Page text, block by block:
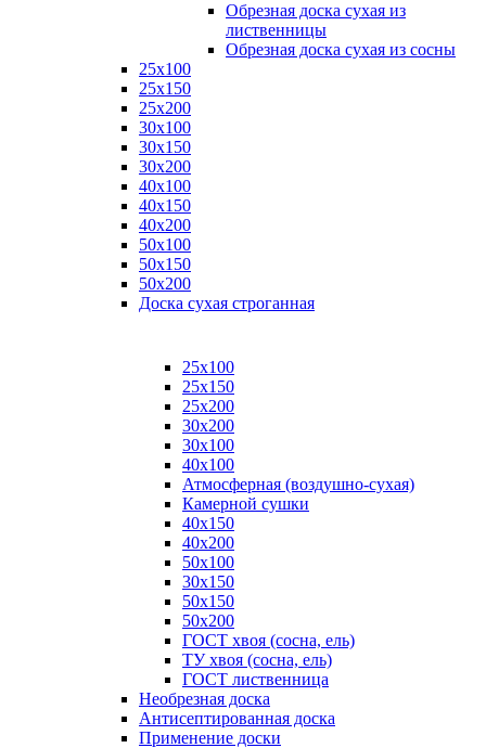
Обрезная доска сухая из
лиственницы
Обрезная доска сухая из сосны
25х100
25х150
25х200
30х100
30х150
30х200
40х100
40х150
40х200
50х100
50х150
50х200
Доска сухая строганная
25х100
25х150
25х200
30х200
30х100
40х100
Атмосферная (воздушно-сухая)
Камерной сушки
40х150
40х200
50х100
30х150
50х150
50х200
ГОСТ хвоя (сосна, ель)
ТУ хвоя (сосна, ель)
ГОСТ лиственница
Необрезная доска
Антисептированная доска
Применение доски